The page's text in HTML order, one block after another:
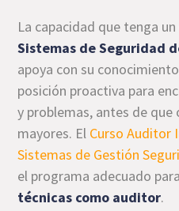
La capacidad que tenga
Sistemas de Seguridad
apoya con su
posición proactiva para
y problemas, antes de que
mayores. El Curso Auditor
Sistemas de Gestión
el programa adecuado para
técnicas como auditor.